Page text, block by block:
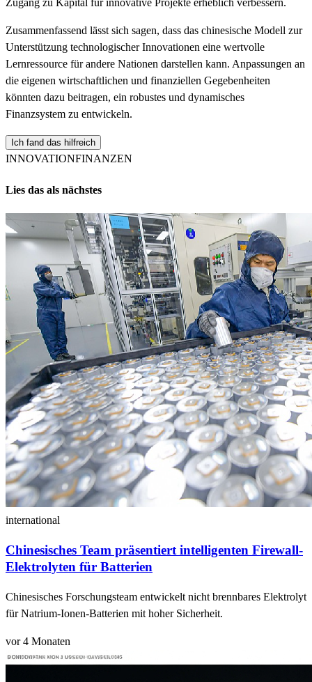
Zusammenfassend lässt sich sagen, dass das chinesische Modell zur
Unterstützung technologischer Innovationen eine wertvolle
Lernressource für andere Nationen darstellen kann. Anpassungen an
die eigenen wirtschaftlichen und finanziellen Gegebenheiten
könnten dazu beitragen, ein robustes und dynamisches
Finanzsystem zu entwickeln.
Ich fand das hilfreich
INNOVATIONFINANZEN
Lies das als nächstes
international
Chinesisches Team präsentiert intelligenten Firewall-
Elektrolyten für Batterien
Chinesisches Forschungsteam entwickelt nicht brennbares Elektrolyt
für Natrium-Ionen-Batterien mit hoher Sicherheit.
vor 4 Monaten